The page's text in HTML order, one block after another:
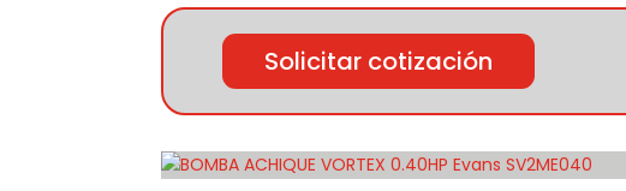
Solicitar cotización